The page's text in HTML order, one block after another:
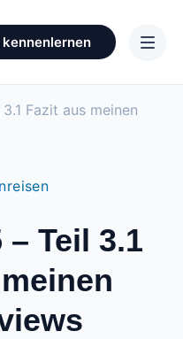
kennenlernen
Fazit aus meinen
– Teil 3.1